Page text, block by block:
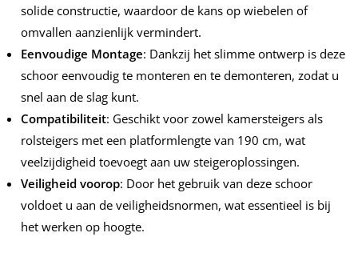
solide constructie, waardoor de kans op wiebelen of
omvallen aanzienlijk vermindert.
Eenvoudige Montage: Dankzij het slimme ontwerp is deze
schoor eenvoudig te monteren en te demonteren, zodat u
snel aan de slag kunt.
Compatibiliteit: Geschikt voor zowel kamersteigers als
rolsteigers met een platformlengte van 190 cm, wat
veelzijdigheid toevoegt aan uw steigeroplossingen.
Veiligheid voorop: Door het gebruik van deze schoor
voldoet u aan de veiligheidsnormen, wat essentieel is bij
het werken op hoogte.